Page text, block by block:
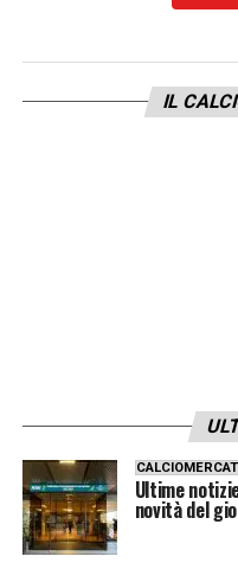
🟡⚫️🇮🇹 Italian
set to agree on
Dortmund as
LA PLAYLIST
IL
Ultime
novità del